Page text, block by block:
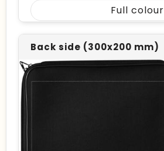
Full colour
Back side (300x200 mm)